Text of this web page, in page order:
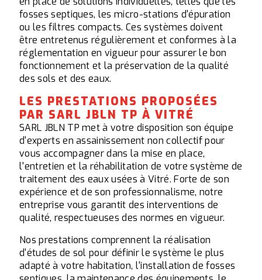
fosses septiques, les micro-stations d'épuration
ou les filtres compacts. Ces systèmes doivent
être entretenus régulièrement et conformes à la
réglementation en vigueur pour assurer le bon
fonctionnement et la préservation de la qualité
des sols et des eaux.
LES PRESTATIONS PROPOSÉES
PAR SARL JBLN TP À VITRÉ
SARL JBLN TP met à votre disposition son équipe
d'experts en assainissement non collectif pour
vous accompagner dans la mise en place,
l'entretien et la réhabilitation de votre système de
traitement des eaux usées à Vitré. Forte de son
expérience et de son professionnalisme, notre
entreprise vous garantit des interventions de
qualité, respectueuses des normes en vigueur.
Nos prestations comprennent la réalisation
d'études de sol pour définir le système le plus
adapté à votre habitation, l'installation de fosses